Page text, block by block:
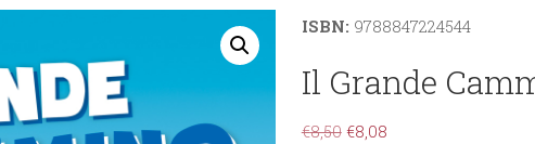
ISBN: 9788847224544
Il Grande
€8,50 €8,08